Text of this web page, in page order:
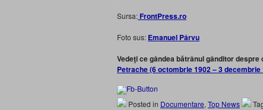
Sursa: FrontPress.ro
Foto sus: Emanuel Pârvu
Vedeţi ce gândea bătrânul gânditor despre
Petrache (6 octombrie 1902 – 3 decembrie
Posted in Documentare, Top News